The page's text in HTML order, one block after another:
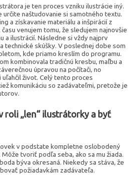
je ten proces vzniku ilustrácie iný.
určite naštudovanie si samotného textu.
a získavanie materiálu a inšpirácií z
venujem tomu, že sledujem najnovšie
a ilustrácií. Následne si vždy najprv
technické skúšky. V poslednej dobe som
kde priamo kreslím do programu.
kombinovala tradičnú kresbu, maľbu a
úpravou na počítači, no
uľahčil život. Celý tento proces
komunikáciu so zadávateľmi, pretože je
roli „len“ ilustrátorky a byť
v podstate kompletne oslobodený
tvoriť podľa seba, ako sa mu žiada.
býva okresaná. Niekedy sa stáva, že
požiadavkám zadávateľa.